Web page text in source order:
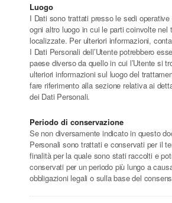
Luogo
I Dati sono trattati presso le sedi
ogni altro luogo in cui le parti coinvolte nel
localizzate. Per ulteriori informazioni,
I Dati Personali dell’Utente potrebbero
paese diverso da quello in cui l’Utente si
ulteriori informazioni sul luogo del
fare riferimento alla sezione relativa ai
dei Dati Personali.
Periodo di conservazione
Se non diversamente indicato in questo
Personali sono trattati e conservati per il
finalità per la quale sono stati raccolti e
conservati per un periodo più lungo a
obbligazioni legali o sulla base del